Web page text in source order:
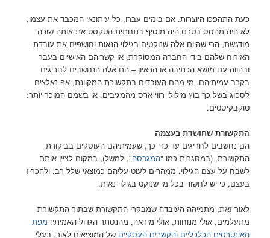
כעת התהפכו היוצרות. אם בימים עברו, כל עיתונאי המכבד את עצמו,
לא היה מהסס בטרם היה מוסיף בתחתית הטקסט את אותה שורה
מודגשת, הרי שהיום אלה שנוקטים בגילוי הנאות וחושפים את עובדת
האירוח שלהם בידי החברה המסוקרת, או קשריהם האישיים בעבר
ובהווה עם מושא הכתיבה או הראיון – הם אלה הנחשבים לחריגים
בקרב עמיתיהם. מי מהם העובדים בתקשורת המקוונת, אף נאלצים
לספוג בשל כך בוץ מילולי רווי ארס מהמגיבים, או בשמם המוכר יותר:
טוקבקיסטים.
התקשורת שחושדת בעצמה
הם נחשבים לחריגים עד כדי כך, שעמיתיהם העוסקים בביקורת
התקשורת, (במסגרות כמו "המגרסה", למשל), במקום לציין אותם
לשבח על עצם הגילוי, ממהרים לעוט עליהם כמוצאי שלל רב, ולהכריז
בעצם, כי יש לחשוד בכל מי שנוקט בגילוי נאות.
לאור זאת, מתמיהה העובדה שמבקרי התקשורת שבתוך התקשורת
מתעלמים, אולי מנוחות, אולי מיראה, מהנסתר הגדול האמיתי: מפת
האינטרסים הכלכליים והקשרים העסקיים של המוציאים לאור, בעלי